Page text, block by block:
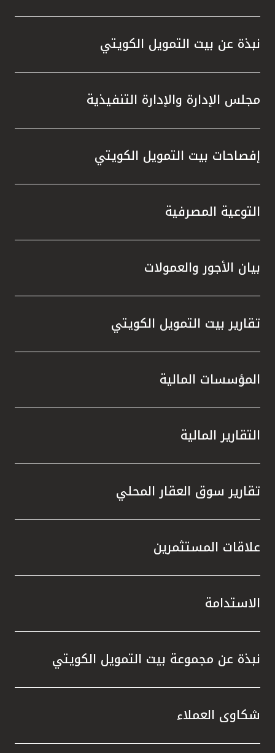
نبذة عن بيت التمويل الكويتي
مجلس الإدارة والإدارة التنفيذية
إفصاحات بيت التمويل الكويتي
التوعية المصرفية
بيان الأجور والعمولات
تقارير بيت التمويل الكويتي
المؤسسات المالية
التقارير المالية
تقارير سوق العقار المحلي
علاقات المستثمرين
الاستدامة
نبذة عن مجموعة بيت التمويل الكويتي
شكاوى العملاء